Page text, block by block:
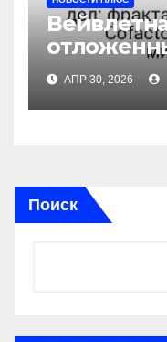
Cofactors
АПР 30, 2026
Поиск